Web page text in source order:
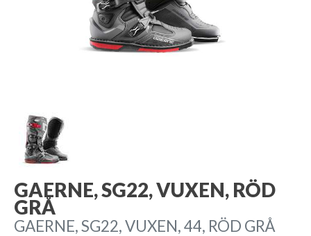
GAERNE, SG22, VUXEN, RÖD
GRÅ
GAERNE, SG22, VUXEN, 44, RÖD GRÅ